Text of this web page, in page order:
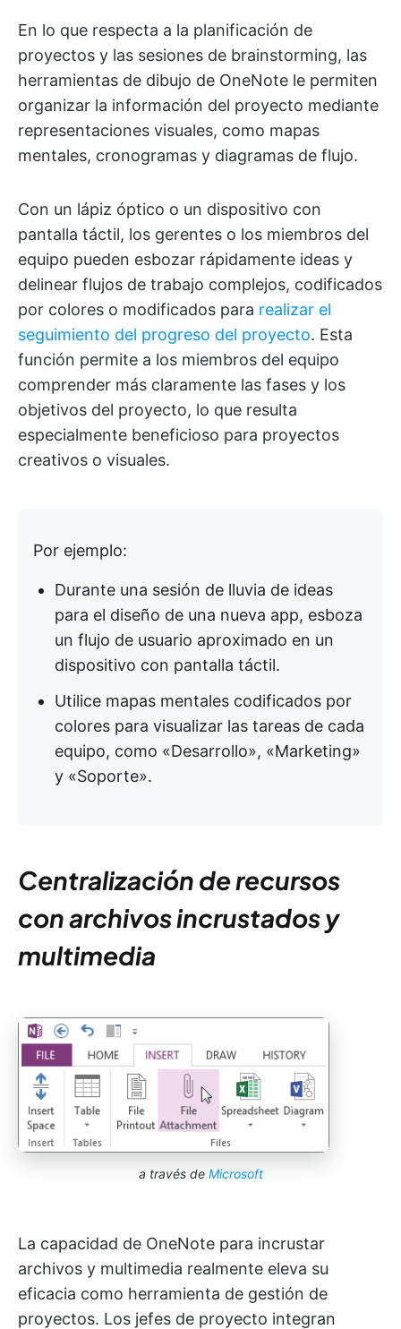
En lo que respecta a la planificación de
proyectos y las sesiones de brainstorming, las
herramientas de dibujo de OneNote le permiten
organizar la información del proyecto mediante
representaciones visuales, como mapas
mentales, cronogramas y diagramas de flujo.
Con un lápiz óptico o un dispositivo con
pantalla táctil, los gerentes o los miembros del
equipo pueden esbozar rápidamente ideas y
delinear flujos de trabajo complejos, codificados
por colores o modificados para realizar el
seguimiento del progreso del proyecto. Esta
función permite a los miembros del equipo
comprender más claramente las fases y los
objetivos del proyecto, lo que resulta
especialmente beneficioso para proyectos
creativos o visuales.
Por ejemplo:
Durante una sesión de lluvia de ideas
para el diseño de una nueva app, esboza
un flujo de usuario aproximado en un
dispositivo con pantalla táctil.
Utilice mapas mentales codificados por
colores para visualizar las tareas de cada
equipo, como «Desarrollo», «Marketing»
y «Soporte».
Centralización de recursos
con archivos incrustados y
multimedia
a través de Microsoft
La capacidad de OneNote para incrustar
archivos y multimedia realmente eleva su
eficacia como herramienta de gestión de
proyectos. Los jefes de proyecto integran